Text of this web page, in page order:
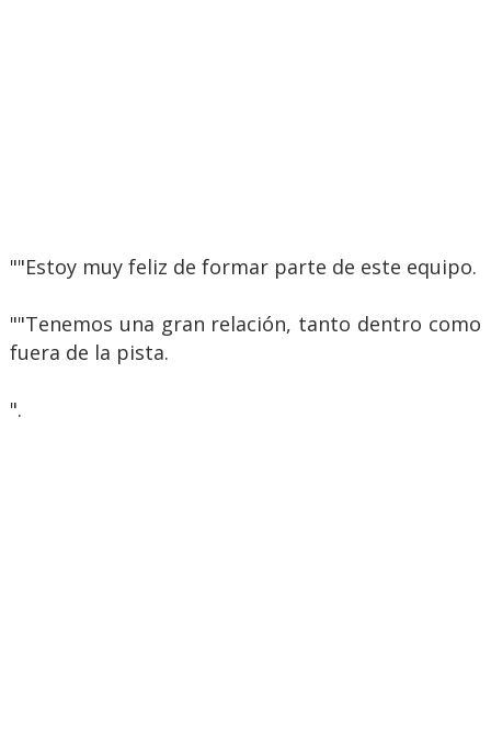
""Estoy muy feliz de formar parte de este equipo.
""Tenemos una gran relación, tanto dentro como
fuera de la pista.
".